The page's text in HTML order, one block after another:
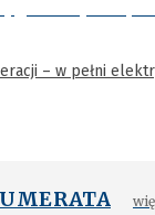
– w pełni